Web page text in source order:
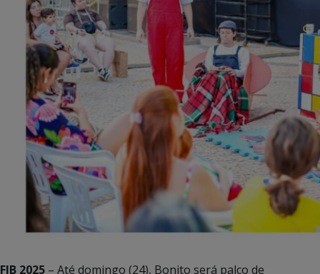
FIB 2025 – Até domingo (24), Bonito será palco de